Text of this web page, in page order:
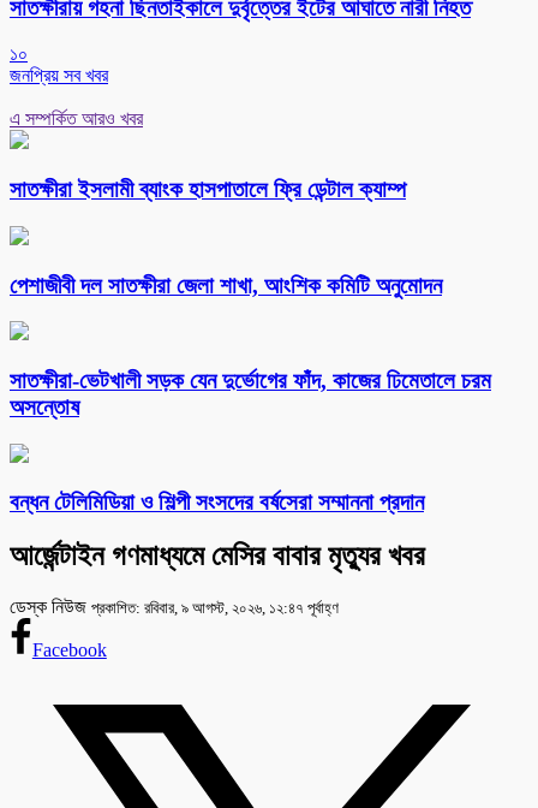
সাতক্ষীরায় গহনা ছিনতাইকালে দুর্বৃত্তের ইটের আঘাতে নারী নিহত
১০
জনপ্রিয় সব খবর
এ সম্পর্কিত আরও খবর
সাতক্ষীরা ইসলামী ব্যাংক হাসপাতালে ফ্রি ডেন্টাল ক্যাম্প
পেশাজীবী দল সাতক্ষীরা জেলা শাখা, আংশিক কমিটি অনুমোদন
সাতক্ষীরা-ভেটখালী সড়ক যেন দুর্ভোগের ফাঁদ, কাজের ঢিমেতালে চরম
অসন্তোষ
বন্ধন টেলিমিডিয়া ও শিল্পী সংসদের বর্ষসেরা সম্মাননা প্রদান
আর্জেন্টাইন গণমাধ্যমে মেসির বাবার মৃত্যুর খবর
ডেস্ক নিউজ প্রকাশিত: রবিবার, ৯ আগস্ট, ২০২৬, ১২:৪৭ পূর্বাহ্ণ
Facebook